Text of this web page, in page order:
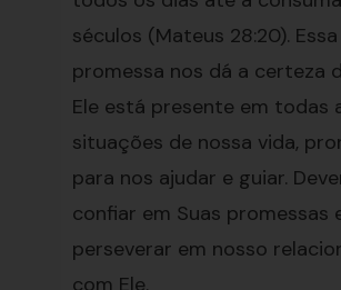
séculos (Mateus 28:20). Essa
promessa nos dá a certeza
Ele está presente em todas
situações de nossa vida,
para nos ajudar e guiar.
confiar em Suas promessas
perseverar em nosso
com Ele.